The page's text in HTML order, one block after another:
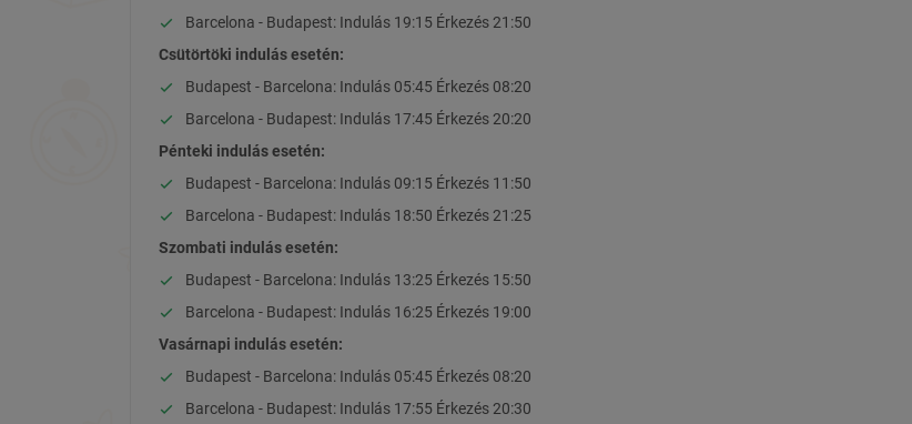
Barcelona - Budapest: Indulás 19:15 Érkezés 21:50
Csütörtöki indulás esetén:
Budapest - Barcelona: Indulás 05:45 Érkezés 08:20
Barcelona - Budapest: Indulás 17:45 Érkezés 20:20
Pénteki indulás esetén:
Budapest - Barcelona: Indulás 09:15 Érkezés 11:50
Barcelona - Budapest: Indulás 18:50 Érkezés 21:25
Szombati indulás esetén:
Budapest - Barcelona: Indulás 13:25 Érkezés 15:50
Barcelona - Budapest: Indulás 16:25 Érkezés 19:00
Vasárnapi indulás esetén:
Budapest - Barcelona: Indulás 05:45 Érkezés 08:20
Barcelona - Budapest: Indulás 17:55 Érkezés 20:30